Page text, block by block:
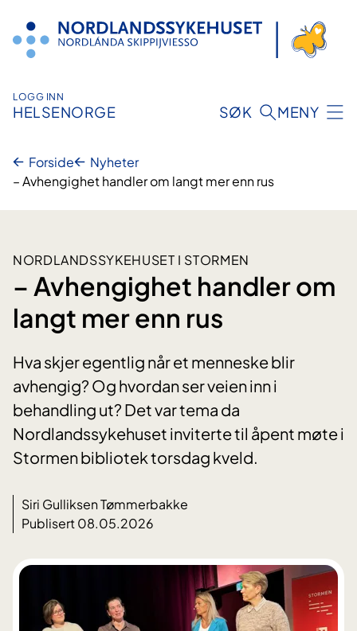
innhold
LOGG INN
HELSENORGE SØK MENY
Forside
Nyheter
– Avhengighet handler om langt mer enn rus
NORDLANDSSYKEHUSET I STORMEN
– Avhengighet handler om
langt mer enn rus
Hva skjer egentlig når et menneske blir
avhengig? Og hvordan ser veien inn i
behandling ut? Det var tema da
Nordlandssykehuset inviterte til åpent møte i
Stormen bibliotek torsdag kveld.
Siri Gulliksen Tømmerbakke
Publisert 08.05.2026